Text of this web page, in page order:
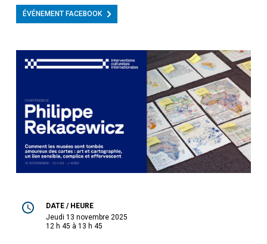
ÉVÉNEMENT FACEBOOK
DATE / HEURE
jeudi 13 novembre 2025
12 h 45 à 13 h 45